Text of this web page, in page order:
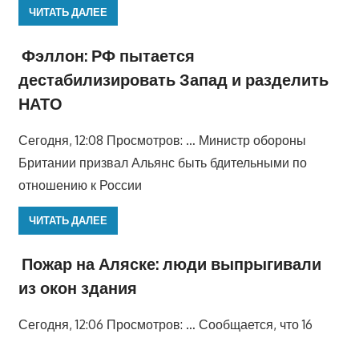
ЧИТАТЬ ДАЛЕЕ
Фэллон: РФ пытается
дестабилизировать Запад и разделить
НАТО
Сегодня, 12:08 Просмотров: … Министр обороны
Британии призвал Альянс быть бдительными по
отношению к России
ЧИТАТЬ ДАЛЕЕ
Пожар на Аляске: люди выпрыгивали
из окон здания
Сегодня, 12:06 Просмотров: … Сообщается, что 16